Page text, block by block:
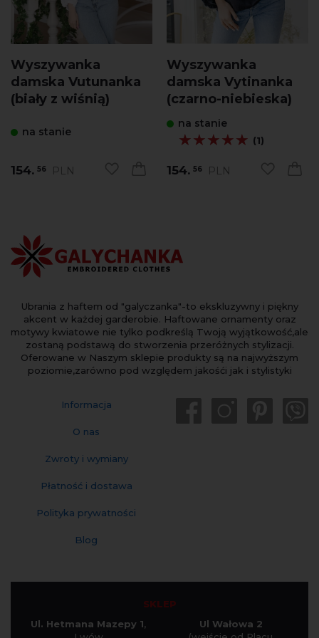
Wyszywanka
damska Vutunanka
(biały z wiśnią)
na stanie
154. 56 PLN
Wyszywanka
damska Vytinanka
(czarno-niebieska)
na stanie
★★★★★
★★★★★ (1)
154. 56 PLN
Ubrania z haftem od "galyczanka"-to ekskluzywny i piękny
akcent w każdej garderobie. Haftowane ornamenty oraz
motywy kwiatowe nie tylko podkreślą Twoją wyjątkowość,ale
zostaną podstawą do stworzenia przeróżnych stylizacji.
Oferowane w Naszym sklepie produkty są na najwyższym
poziomie,zarówno pod względem jakośći jak i stylistyki
Informacja
O nas
Zwroty i wymiany
Płatność i dostawa
Polityka prywatności
Blog
SKLEP
Ul. Hetmana Mazepy 1,
Ul Wałowa 2